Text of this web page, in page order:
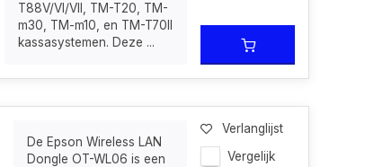
T88V/VI/VII, TM-T20, TM-
m30, TM-m10, en TM-T70II
kassasystemen. Deze ...
De Epson Wireless LAN
Dongle OT-WL06 is een
Verlanglijst
Vergelijk